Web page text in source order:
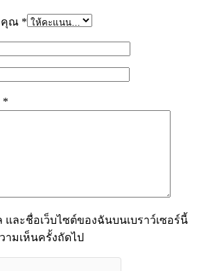
คุณ *
*
และชื่อเว็บไซต์ของฉันบนเบราว์เซอร์นี้
ามเห็นครั้งถัดไป